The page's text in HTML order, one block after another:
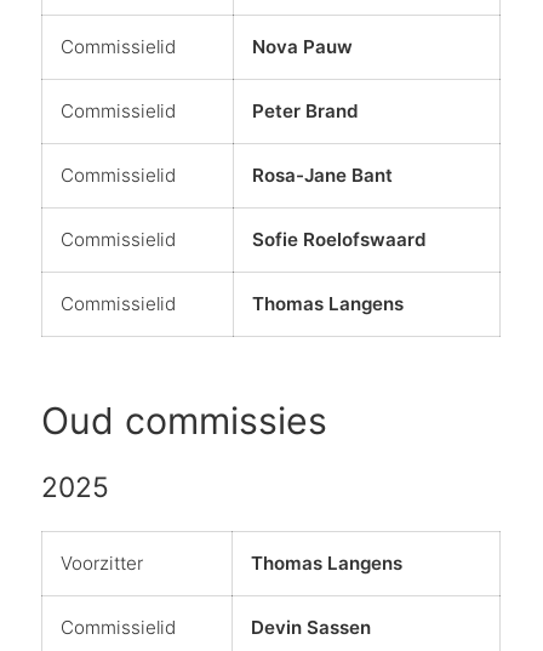
Commissielid Nova Pauw
Commissielid Peter Brand
Commissielid Rosa-Jane Bant
Commissielid Sofie Roelofswaard
Commissielid Thomas Langens
Oud commissies
2025
Voorzitter Thomas Langens
Commissielid Devin Sassen